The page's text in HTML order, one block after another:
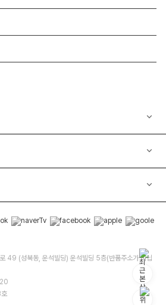
49 (성북동, 운석빌딩) 운석빌딩 5층(반품주소가 아닙